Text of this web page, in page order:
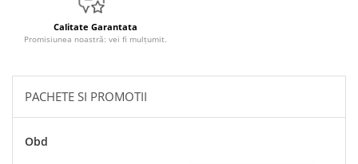
Proiectoare
Becuri Auto
Piese Auto
Piese Caroserie
Amortizoare Capota
Calitate Garantata
Promisiunea noastră: vei fi mulțumit.
PACHETE SI PROMOTII
Obd